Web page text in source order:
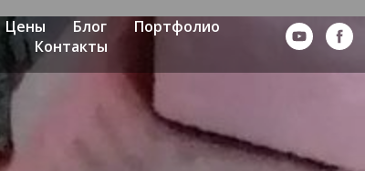
Цены Блог
Портфолио
Контакты